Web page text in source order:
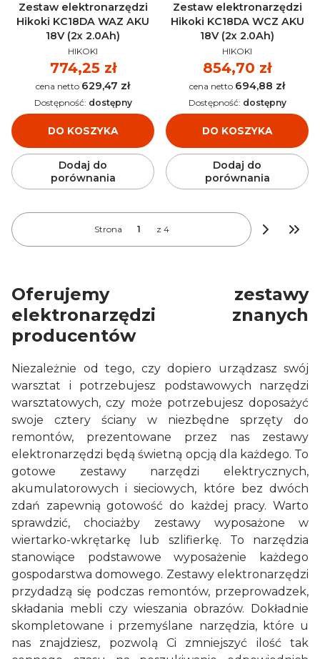
Zestaw elektronarzędzi
Hikoki KC18DA WAZ AKU
18V (2x 2.0Ah)
PRODUCENT
HIKOKI
Cena
774,25 zł
Cena 629,47 zł
DO KOSZYKA
Dostępność: dostępny
Dodaj do
porównania
Zestaw elektronarzędzi
Hikoki KC18DA WCZ AKU
18V (2x 2.0Ah)
PRODUCENT
HIKOKI
Cena
854,70 zł
Cena 694,88 zł
DO KOSZYKA
Dostępność: dostępny
Dodaj do
porównania
Strona z 4
Oferujemy zestawy
elektronarzędzi znanych
producentów
Niezależnie od tego, czy dopiero urządzasz swój
warsztat i potrzebujesz podstawowych narzędzi
warsztatowych, czy może potrzebujesz doposażyć
swoje cztery ściany w niezbędne sprzęty do
remontów, prezentowane przez nas zestawy
elektronarzędzi będą świetną opcją dla każdego. To
gotowe zestawy narzędzi elektrycznych,
akumulatorowych i sieciowych, które bez dwóch
zdań zapewnią gotowość do każdej pracy. Warto
sprawdzić, chociażby zestawy wyposażone w
wiertarko-wkrętarkę lub szlifierkę. To narzędzia
stanowiące podstawowe wyposażenie każdego
gospodarstwa domowego. Zestawy elektronarzędzi
przydadzą się podczas remontów, przeprowadzek,
składania mebli czy wieszania obrazów. Dokładnie
skompletowane i przemyślane narzędzia, które u
nas znajdziesz, pozwolą Ci zmniejszyć ilość tak